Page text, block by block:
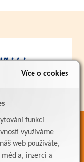
Více o cookies
funkcí
využíváme
web používáte,
inzerci a